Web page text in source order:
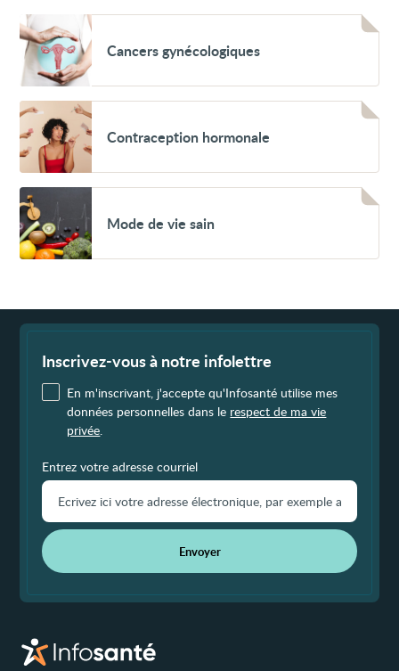
Voir
Cancers
gynécologiquesCancers gynécologiques
Voir
Contraception
hormonale
Contraception hormonale
Voir
Mode
de
vie
sain
Mode de vie sain
Inscrivez-vous à notre infolettre
En m'inscrivant, j'accepte qu'Infosanté utilise mes
données personnelles dans le respect de ma vie
privée
Entrez votre adresse courriel
Envoyer